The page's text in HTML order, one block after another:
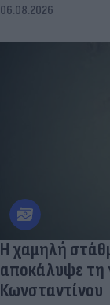
06.08.2026
Η χαμηλή
αποκάλυψε τη
Κωνσταντίνου